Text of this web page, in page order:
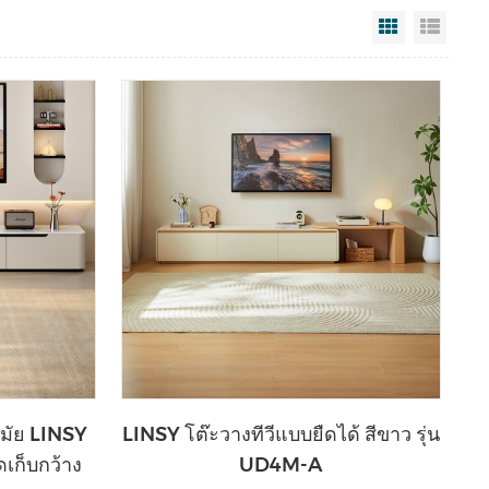
Grid View
ย LINSY
ก็บกว้าง
LINSY โต๊ะวางทีวีแบบยืดได้ สีขาว รุ่น
UD4M-A